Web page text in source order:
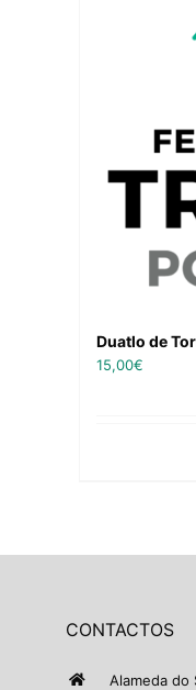
Duatlo de
15,00€
CONTACTOS
Alameda do